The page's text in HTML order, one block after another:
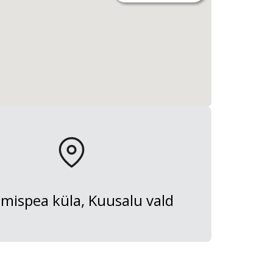
küla, Kuusalu vald